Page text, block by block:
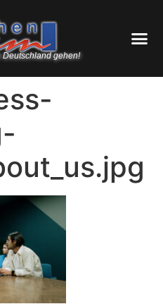
Deutschland gehen!